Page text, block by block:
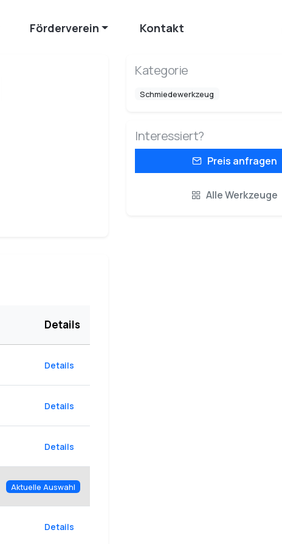
Förderverein Kontakt
Details
Details
Details
Details
Aktuelle Auswahl
Details
Kategorie
Schmiedewerkzeug
Interessiert?
Preis anfragen
Alle Werkzeuge